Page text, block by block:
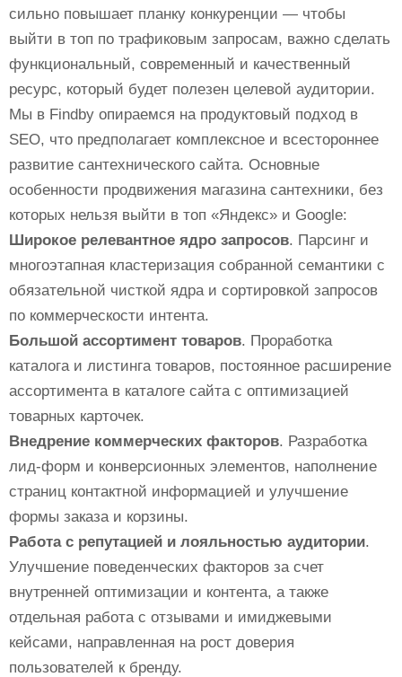
сильно повышает планку конкуренции — чтобы
выйти в топ по трафиковым запросам, важно сделать
функциональный, современный и качественный
ресурс, который будет полезен целевой аудитории.
Мы в Findby опираемся на продуктовый подход в
SEO, что предполагает комплексное и всестороннее
развитие сантехнического сайта. Основные
особенности продвижения магазина сантехники, без
которых нельзя выйти в топ «Яндекс» и Google:
Широкое релевантное ядро запросов. Парсинг и
многоэтапная кластеризация собранной семантики с
обязательной чисткой ядра и сортировкой запросов
по коммерческости интента.
Большой ассортимент товаров. Проработка
каталога и листинга товаров, постоянное расширение
ассортимента в каталоге сайта с оптимизацией
товарных карточек.
Внедрение коммерческих факторов. Разработка
лид-форм и конверсионных элементов, наполнение
страниц контактной информацией и улучшение
формы заказа и корзины.
Работа с репутацией и лояльностью аудитории.
Улучшение поведенческих факторов за счет
внутренней оптимизации и контента, а также
отдельная работа с отзывами и имиджевыми
кейсами, направленная на рост доверия
пользователей к бренду.